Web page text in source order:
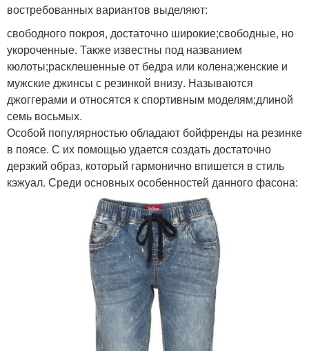
востребованных вариантов выделяют:
свободного покроя, достаточно широкие;свободные, но
укороченные. Также известны под названием
кюлоты;расклешенные от бедра или колена;женские и
мужские джинсы с резинкой внизу. Называются
джоггерами и относятся к спортивным моделям;длиной
семь восьмых.
Особой популярностью обладают бойфренды на резинке
в поясе. С их помощью удается создать достаточно
дерзкий образ, который гармонично впишется в стиль
кэжуал. Среди основных особенностей данного фасона: